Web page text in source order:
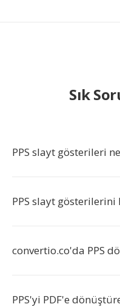
Sık
PPS slayt gösterileri
PPS slayt gösterilerini
convertio.co'da PPS
PPS'yi PDF'e